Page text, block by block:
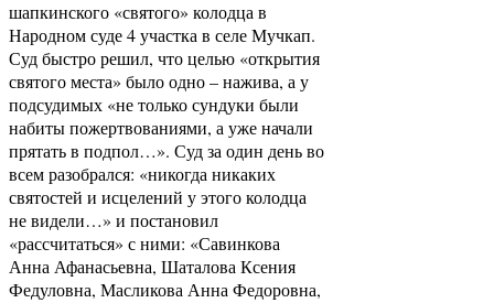
шапкинского «святого» колодца в
Народном суде 4 участка в селе Мучкап.
Суд быстро решил, что целью «открытия
святого места» было одно – нажива, а у
подсудимых «не только сундуки были
набиты пожертвованиями, а уже начали
прятать в подпол…». Суд за один день во
всем разобрался: «никогда никаких
святостей и исцелений у этого колодца
не видели…» и постановил
«рассчитаться» с ними: «Савинкова
Анна Афанасьевна, Шаталова Ксения
Федуловна, Масликова Анна Федоровна,